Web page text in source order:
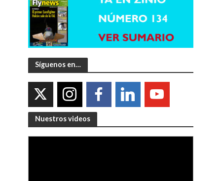
Síguenos en…
Nuestros videos